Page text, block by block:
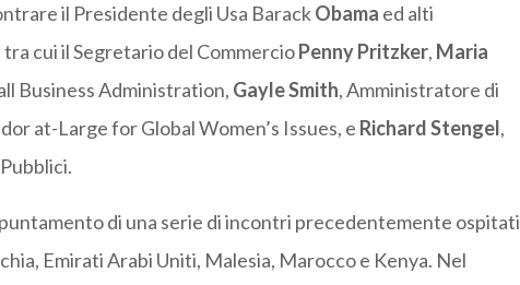
il Presidente degli Usa BarackObama ed alti
cui il Segretario del CommercioPenny Pritzker, Maria
Business Administration, GayleSmith, Amministratore di
at-Large for Global Women’s Issues, e RichardStengel,
di una serie di incontri precedentemente ospitati
Emirati Arabi Uniti, Malesia, Marocco e Kenya. Nel